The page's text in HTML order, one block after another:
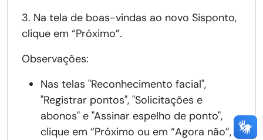
3. Na tela de boas-vindas ao novo Sisponto,
clique em “Próximo”.
Observações:
Nas telas "Reconhecimento facial",
"Registrar pontos", "Solicitações e
abonos" e "Assinar espelho de ponto",
clique em “Próximo ou em “Agora não”,